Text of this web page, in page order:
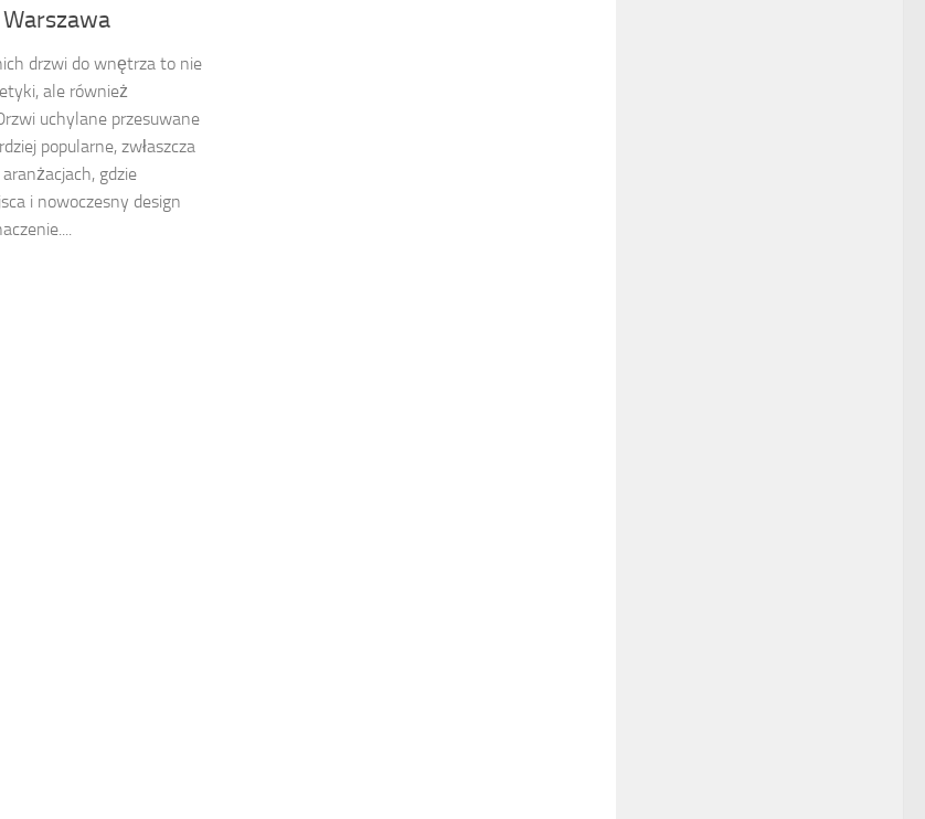
drzwi do wnętrza to nie
ale również
uchylane przesuwane
popularne, zwłaszcza
gdzie
i nowoczesny design